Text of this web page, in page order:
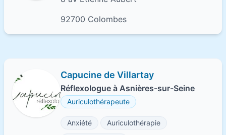
92700 Colombes
Capucine de Villartay
Réflexologue à Asnières-sur-Seine
Auriculothérapeute
Anxiété
Auriculothérapie